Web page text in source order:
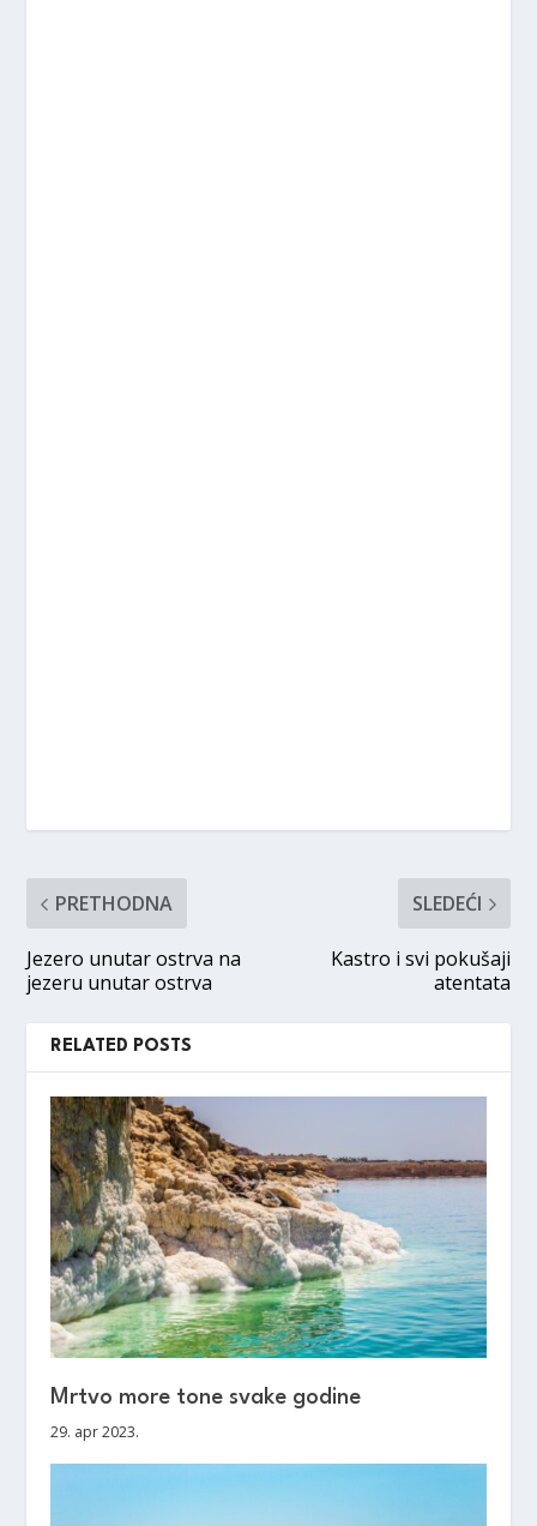
PRETHODNA
Jezero unutar ostrva na
jezeru unutar ostrva
SLEDEĆI
Kastro i svi pokušaji
atentata
RELATED POSTS
Mrtvo more tone svake godine
29. apr 2023.